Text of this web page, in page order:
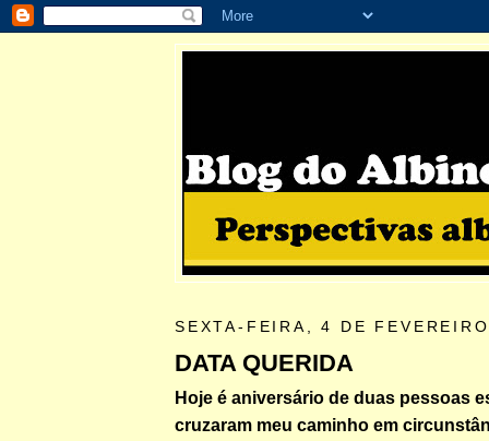
SEXTA-FEIRA, 4 DE
DATA QUERIDA
Hoje é aniversário de duas pessoas
cruzaram meu caminho em